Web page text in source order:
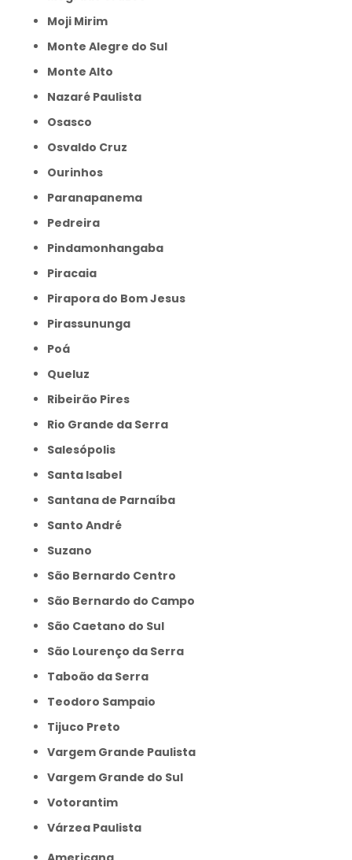
Moji Mirim
Monte Alegre do Sul
Monte Alto
Nazaré Paulista
Osasco
Osvaldo Cruz
Ourinhos
Paranapanema
Pedreira
Pindamonhangaba
Piracaia
Pirapora do Bom Jesus
Pirassununga
Poá
Queluz
Ribeirão Pires
Rio Grande da Serra
Salesópolis
Santa Isabel
Santana de Parnaíba
Santo André
Suzano
São Bernardo Centro
São Bernardo do Campo
São Caetano do Sul
São Lourenço da Serra
Taboão da Serra
Teodoro Sampaio
Tijuco Preto
Vargem Grande Paulista
Vargem Grande do Sul
Votorantim
Várzea Paulista